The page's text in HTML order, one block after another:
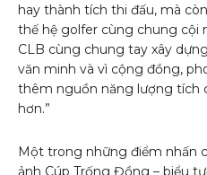
hay thành tích thi đấu, mà
thế hệ golfer cùng chung cội
CLB cùng chung tay xây
văn minh và vì cộng đồng,
thêm nguồn năng lượng tích
hơn.”
Một trong những điểm nhấn
ảnh Cúp Trống Đồng – biểu